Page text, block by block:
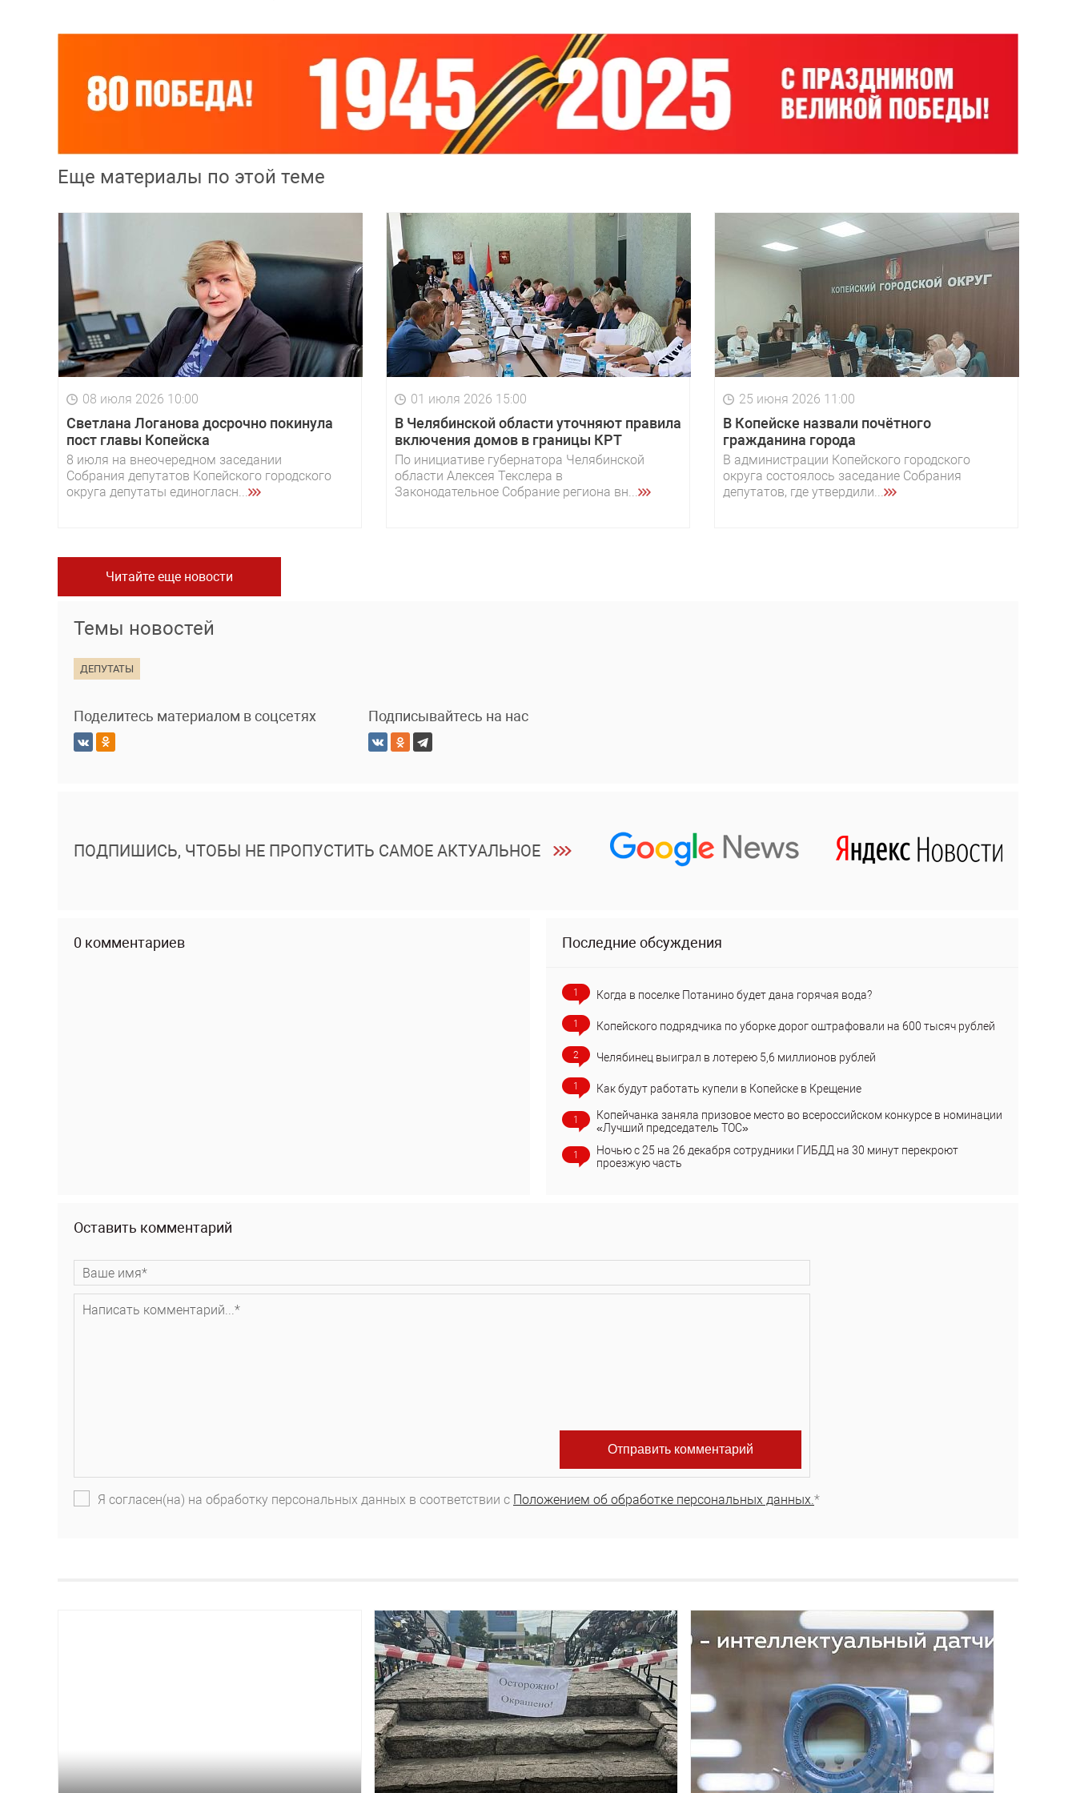
Еще материалы по этой теме
08 июля 2026 10:00
Светлана Логанова досрочно покинула
пост главы Копейска
8 июля на внеочередном заседании
Собрания депутатов Копейского городского
округа депутаты единогласн...
01 июля 2026 15:00
В Челябинской области уточняют правила
включения домов в границы КРТ
По инициативе губернатора Челябинской
области Алексея Текслера в
Законодательное Собрание региона вн...
25 июня 2026 11:00
В Копейске назвали почётного
гражданина города
В администрации Копейского городского
округа состоялось заседание Собрания
депутатов, где утвердили...
Читайте еще новости
Темы новостей
ДЕПУТАТЫ
Поделитесь материалом в соцсетях Подписывайтесь на нас
ПОДПИШИСЬ, ЧТОБЫ НЕ ПРОПУСТИТЬ САМОЕ АКТУАЛЬНОЕ
0 комментариев Последние обсуждения
1 Когда в поселке Потанино будет дана горячая вода?
1 Копейского подрядчика по уборке дорог оштрафовали на 600 тысяч рублей
2 Челябинец выиграл в лотерею 5,6 миллионов рублей
1 Как будут работать купели в Копейске в Крещение
1
Копейчанка заняла призовое место во всероссийском конкурсе в номинации
«Лучший председатель ТОС»
1
Ночью с 25 на 26 декабря сотрудники ГИБДД на 30 минут перекроют
проезжую часть
Оставить комментарий
Я согласен(на) на обработку персональных данных в соответствии с Положением об обработке персональных данных.*